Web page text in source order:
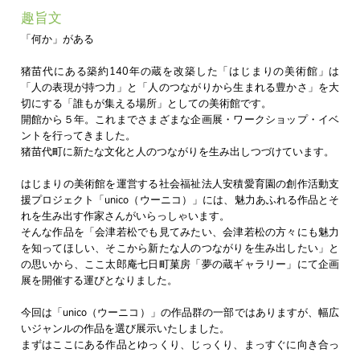
趣旨文
「何か」がある
猪苗代にある築約140年の蔵を改築した「はじまりの美術館」は
「人の表現が持つ力」と「人のつながりから生まれる豊かさ」を大
切にする「誰もが集える場所」としての美術館です。
開館から５年。これまでさまざまな企画展・ワークショップ・イベ
ントを行ってきました。
猪苗代町に新たな文化と人のつながりを生み出しつづけています。
はじまりの美術館を運営する社会福祉法人安積愛育園の創作活動支
援プロジェクト「unico（ウーニコ）」には、魅力あふれる作品とそ
れを生み出す作家さんがいらっしゃいます。
そんな作品を「会津若松でも見てみたい、会津若松の方々にも魅力
を知ってほしい、そこから新たな人のつながりを生み出したい」と
の思いから、ここ太郎庵七日町菓房「夢の蔵ギャラリー」にて企画
展を開催する運びとなりました。
今回は「unico（ウーニコ）」の作品群の一部ではありますが、幅広
いジャンルの作品を選び展示いたしました。
まずはここにある作品とゆっくり、じっくり、まっすぐに向き合っ